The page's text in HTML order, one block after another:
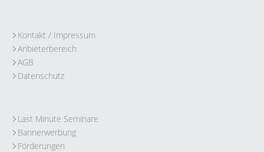
Kontakt / Impressum
Anbieterbereich
AGB
Datenschutz
Last Minute Seminare
Bannerwerbung
Förderungen